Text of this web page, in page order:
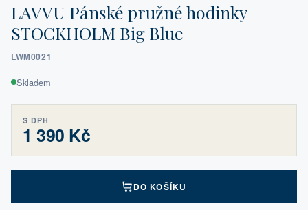
LAVVU Pánské pružné hodinky
STOCKHOLM Big Blue
LWM0021
Skladem
S DPH
1 390 Kč
DO KOŠÍKU